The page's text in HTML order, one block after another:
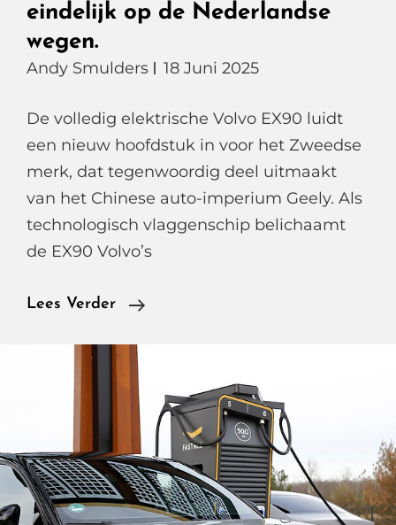
eindelijk op de Nederlandse
wegen.
Andy Smulders 18 Juni 2025
De volledig elektrische Volvo EX90 luidt
een nieuw hoofdstuk in voor het Zweedse
merk, dat tegenwoordig deel uitmaakt
van het Chinese auto-imperium Geely. Als
technologisch vlaggenschip belichaamt
de EX90 Volvo’s
Lees Verder
De
Eindelijk
Op
De
Nederlandse
Wegen.